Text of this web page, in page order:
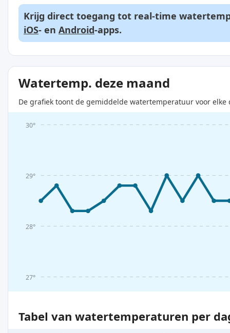
Krijg direct toegang tot real-time
iOS- en Android-apps.
Watertemp. deze maand
De grafiek toont de gemiddelde watertemperatuur voor
27°
28°
29°
30°
Tabel van watertemperaturen per